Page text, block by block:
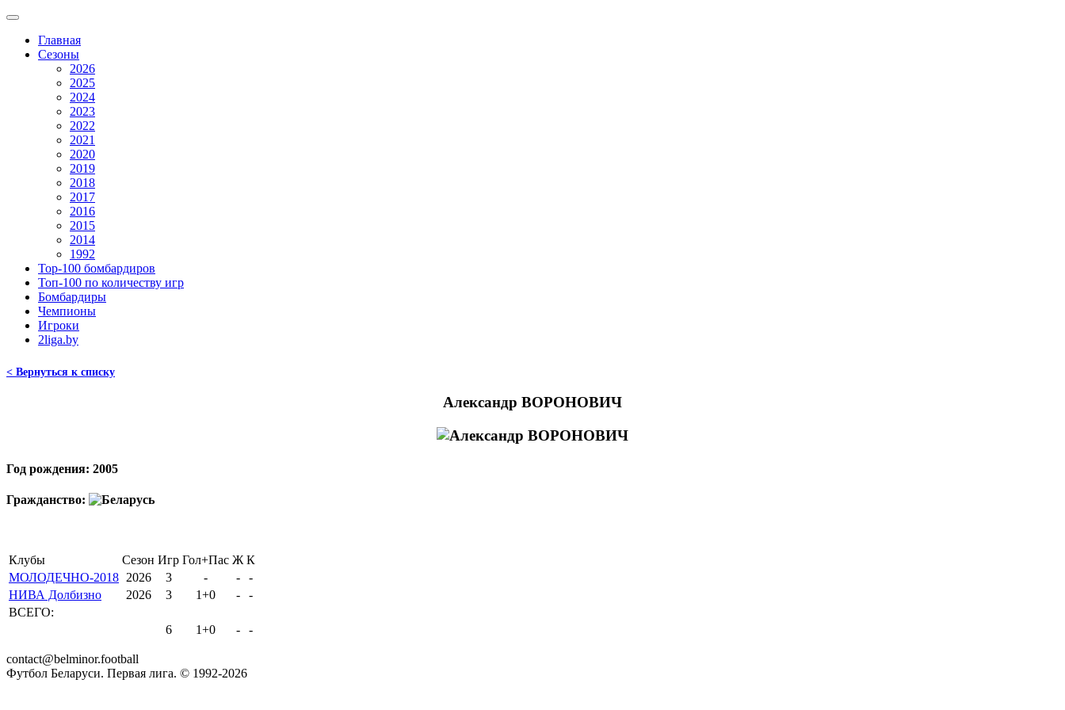
Главная
Сезоны
2026
2025
2024
2023
2022
2021
2020
2019
2018
2017
2016
2015
2014
1992
Top-100 бомбардиров
Топ-100 по количеству игр
Бомбардиры
Чемпионы
Игроки
2liga.by
< Вернуться к списку
Александр ВОРОНОВИЧ
Год рождения: 2005
Гражданство:
Клубы Сезон Игр Гол+Пас Ж К
МОЛОДЕЧНО-2018 2026 3 - -
-
НИВА Долбизно
2026 3 1+0 -
-
ВСЕГО:
6
1+0 - -
contact@belminor.football
Футбол Беларуси. Первая лига. © 1992-2026